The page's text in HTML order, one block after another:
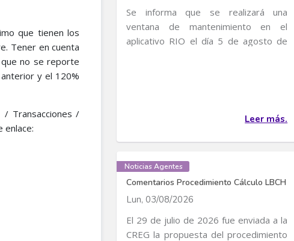
que tienen los
Tener en cuenta
no se reporte
y el 120%
Transacciones /
enlace:
Se informa que se realizará una
ventana de mantenimiento en el
aplicativo RIO el día 5 de agosto de
Leer más.
Noticias Agentes
Comentarios Procedimiento Cálculo LBCH
Lun, 03/08/2026
El 29 de julio de 2026 fue enviada a la
CREG la propuesta del procedimiento